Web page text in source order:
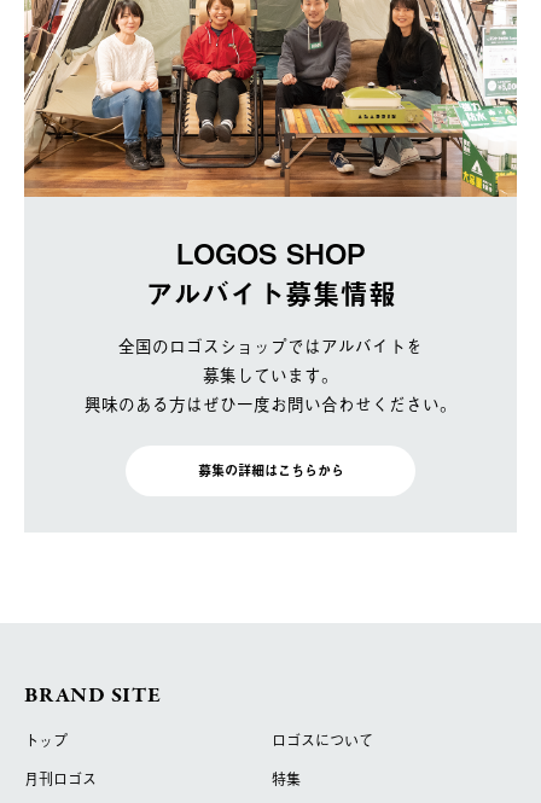
LOGOS SHOP
アルバイト募集情報
全国のロゴスショップではアルバイトを
募集しています。
興味のある方はぜひ一度お問い合わせください。
募集の詳細はこちらから
BRAND SITE
トップ
ロゴスについて
月刊ロゴス
特集